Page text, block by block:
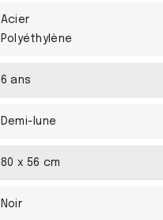
Acier
Polyéthylène
6 ans
Demi-lune
80 x 56 cm
Noir